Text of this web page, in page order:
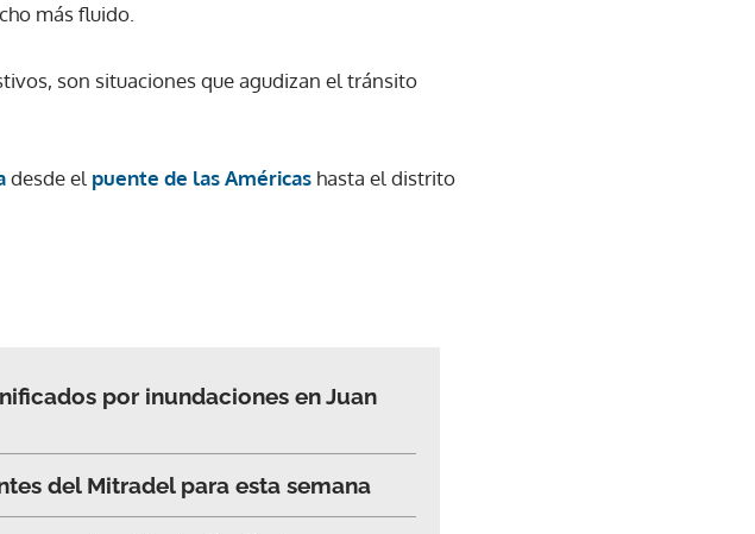
boletín.
más fluido.
son situaciones que agudizan el tránsito
desde el puente de las Américas hasta el distrito
por inundaciones en Juan
del Mitradel para esta semana